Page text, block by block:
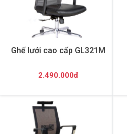
Ghế lưới cao cấp GL321M
2.490.000đ